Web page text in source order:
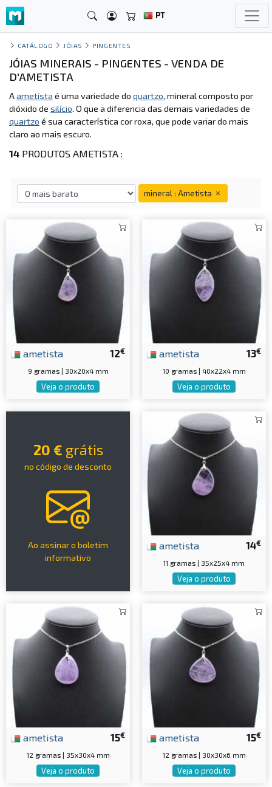
PT
CATÁLOGO JÓIAS PINGENTES
JÓIAS MINERAIS - PINGENTES - VENDA DE
D'AMETISTA
Aametista é uma variedade do quartzo, mineral composto por
dióxido de silício. O que a diferencia das demais variedades de
quartzo é sua característica cor roxa, que pode variar do mais
claro ao mais escuro.
14 PRODUTOS AMETISTA :
mineral : Ametista
12€
ametista
9 gramas | 30x20x4 mm
Veja o produto
13€
ametista
10 gramas | 40x22x4 mm
Veja o produto
20 € grátis
no código de desconto
Ao assinar o boletim
informativo
14€
ametista
11 gramas | 35x25x4 mm
Veja o produto
15€
ametista
12 gramas | 35x30x4 mm
Veja o produto
15€
ametista
12 gramas | 30x30x6 mm
Veja o produto